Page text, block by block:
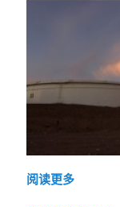
阅读更多